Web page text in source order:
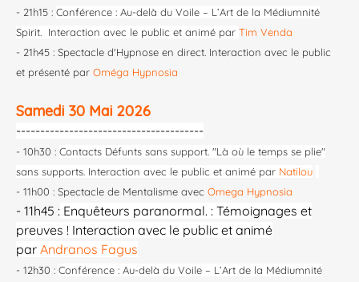
- 21h15 : Conférence : Au-delà du Voile – L’Art de la Médiumnité
Spirit. Interaction avec le public et animé par Tim Venda
- 21h45 : Spectacle d'Hypnose en direct. Interaction avec le public
et présenté par Oméga Hypnosia
Samedi 30 Mai 2026
---------------------------------------
- 10h30 : Contacts Défunts sans support. "Là où le temps se plie"
sans supports. Interaction avec le public et animé par Natilou
- 11h00 : Spectacle de Mentalisme avec Omega Hypnosia
- 11h45 : Enquêteurs paranormal. : Témoignages et
preuves ! Interaction avec le public et animé
par Andranos Fagus
- 12h30 : Conférence : Au-delà du Voile – L’Art de la Médiumnité